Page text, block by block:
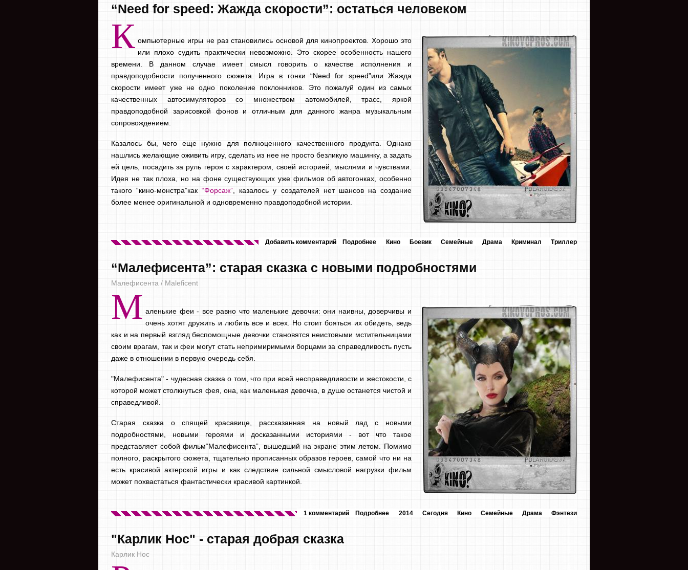
“Need for speed: Жажда скорости”: остаться человеком
К омпьютерные игры не раз становились основой для кинопроектов. Хорошо это
или плохо судить практически невозможно. Это скорее особенность нашего
времени. В данном случае имеет смысл говорить о качестве исполнения и
правдоподобности полученного сюжета. Игра в гонки “Need for speed”или Жажда
скорости имеет уже не одно поколение поклонников. Это пожалуй один из самых
качественных автосимуляторов со множеством автомобилей, трасс, яркой
правдоподобной зарисовкой фонов и отличным для данного жанра музыкальным
сопровождением.
Казалось бы, чего еще нужно для полноценного качественного продукта. Однако
нашлись желающие оживить игру, сделать из нее не просто безликую машинку, а задать
ей цель, посадить за руль героя с характером, своей историей, мыслями и чувствами.
Идея не так плоха, но на фоне существующих уже фильмов об автогонках, особенно
такого “кино-монстра”как“Форсаж” , казалось у создателей нет шансов на создание
более менее оригинальной и одновременно правдоподобной истории.
Кино Боевик Семейные Драма Криминал Триллер
Добавить комментарий Подробнее
“Малефисента”: старая сказка с новыми подробностями
Малефисента / Maleficent
М аленькие феи - все равно что маленькие девочки: они наивны, доверчивы и
очень хотят дружить и любить все и всех. Но стоит бояться их обидеть, ведь
как и на первый взгляд беспомощные девочки становятся неистовыми мстительницами
своим врагам, так и феи могут стать непримиримыми борцами за справедливость пусть
даже в отношении в первую очередь себя.
"Малефисента" - чудесная сказка о том, что при всей несправедливости и жестокости, с
которой может столкнуться фея, она, как маленькая девочка, в душе останется чистой и
справедливой.
Старая сказка о спящей красавице, рассказанная на новый лад с новыми
подробностями, новыми героями и досказанными историями - вот что такое
представляет собой фильм“Малефисента”, вышедший на экране этим летом. Помимо
полного, раскрытого сюжета, тщательно прописанных образов героев, самой что ни на
есть красивой актерской игры и как следствие сильной смысловой нагрузки фильм
может похвастаться фантастически красивой картинкой.
2014 Сегодня Кино Семейные Драма Фэнтези
1 комментарий Подробнее
"Карлик Нос" - старая добрая сказка
Карлик Нос